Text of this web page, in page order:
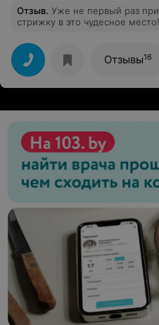
Отзыв. Уже не первый раз
стрижку в это чудесное
Отзывы16